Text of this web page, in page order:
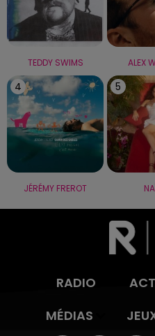
TEDDY SWIMS ALEX
4
JÉRÉMY FREROT
5
RADIO
MÉDIAS